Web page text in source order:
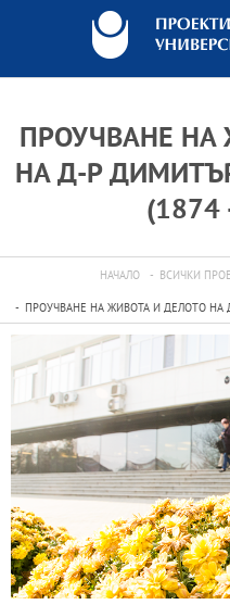
ПРОУЧВАНЕ НА
НА Д-Р
(1874
НАЧАЛО ВСИЧКИ
ПРОУЧВАНЕ НА ЖИВОТА И ДЕЛОТО НА